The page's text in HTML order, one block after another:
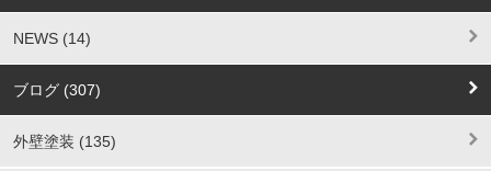
NEWS (14)
ブログ (307)
外壁塗装 (135)